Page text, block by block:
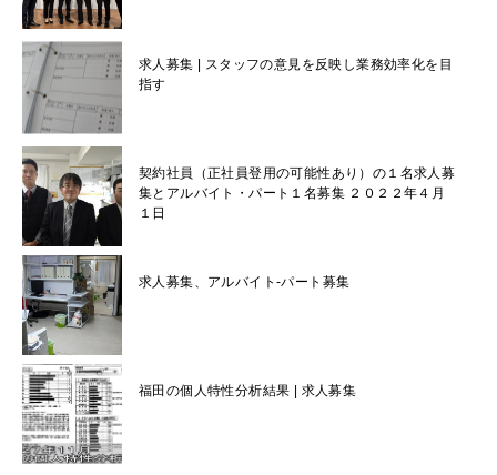
求人募集 | スタッフの意見を反映し業務効率化を目
指す
契約社員（正社員登用の可能性あり）の１名求人募
集とアルバイト・パート１名募集 ２０２２年４月
１日
求人募集、アルバイト-パート募集
福田の個人特性分析結果 | 求人募集